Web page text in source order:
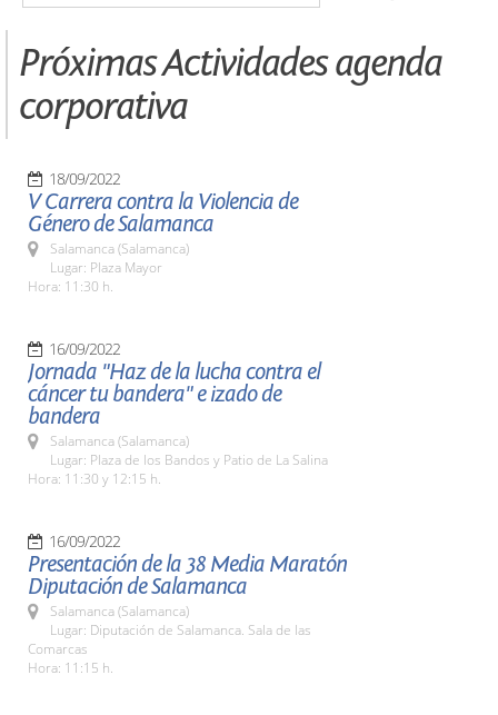
Próximas Actividades agenda
corporativa
18/09/2022
V Carrera contra la Violencia de
Género de Salamanca
Salamanca (Salamanca)
Lugar: Plaza Mayor
Hora: 11:30 h.
16/09/2022
Jornada "Haz de la lucha contra el
cáncer tu bandera" e izado de
bandera
Salamanca (Salamanca)
Lugar: Plaza de los Bandos y Patio de La Salina
Hora: 11:30 y 12:15 h.
16/09/2022
Presentación de la 38 Media Maratón
Diputación de Salamanca
Salamanca (Salamanca)
Lugar: Diputación de Salamanca. Sala de las
Comarcas
Hora: 11:15 h.